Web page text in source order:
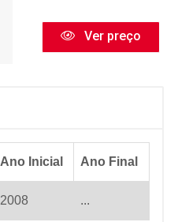
Ver preço
Ano Inicial Ano Final
2008 ...